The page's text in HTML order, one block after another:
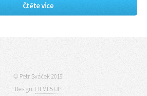
Čtěte více
© Petr Sváček 2019
Design: HTML5 UP